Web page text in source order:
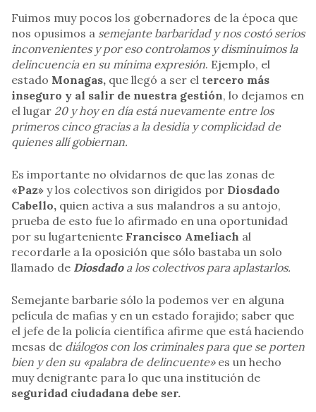
Fuimos muy pocos los gobernadores de la época que
nos opusimos a semejante barbaridad y nos costó serios
inconvenientes y por eso controlamos y disminuimos la
delincuencia en su mínima expresión. Ejemplo, el
estado Monagas, que llegó a ser el tercero más
inseguro y al salir de nuestra gestión, lo dejamos en
el lugar 20 y hoy en día está nuevamente entre los
primeros cinco gracias a la desidia y complicidad de
quienes allí gobiernan.
Es importante no olvidarnos de que las zonas de
«Paz» y los colectivos son dirigidos por Diosdado
Cabello, quien activa a sus malandros a su antojo,
prueba de esto fue lo afirmado en una oportunidad
por su lugarteniente Francisco Ameliach al
recordarle a la oposición que sólo bastaba un solo
llamado de Diosdadoa los colectivos para aplastarlos.
Semejante barbarie sólo la podemos ver en alguna
película de mafias y en un estado forajido; saber que
el jefe de la policía científica afirme que está haciendo
mesas de diálogos con los criminales para que se porten
bien y den su «palabra de delincuente»es un hecho
muy denigrante para lo que una institución de
seguridad ciudadana debe ser.